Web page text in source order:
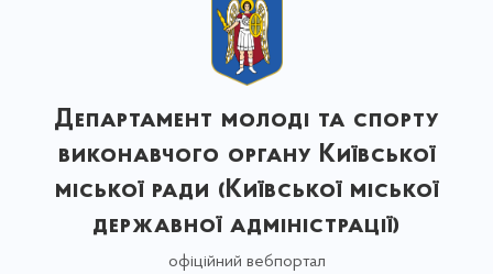
Департамент молоді та спорту
виконавчого органу Київської
міської ради (Київської міської
державної адміністрації)
офіційний вебпортал